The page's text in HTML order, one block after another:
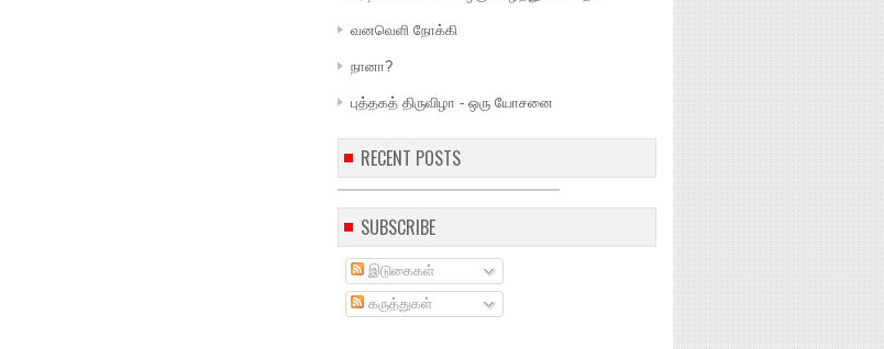
வனவெளி நோக்கி
நானா?
புத்தகத் திருவிழா - ஒரு யோசனை
RECENT POSTS
SUBSCRIBE
இடுகைகள்
கருத்துகள்